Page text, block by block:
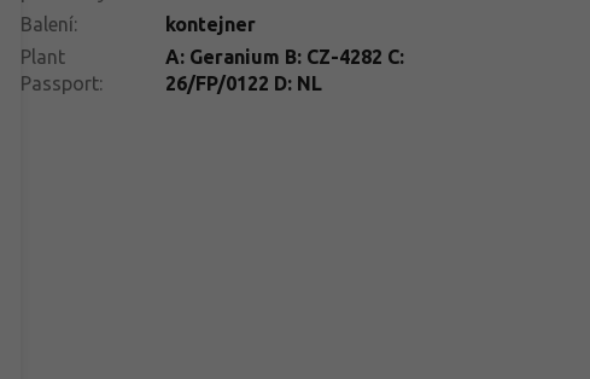
Balení:
kontejner
Plant
Passport:
A: Geranium B: CZ-4282 C:
26/FP/0122 D: NL